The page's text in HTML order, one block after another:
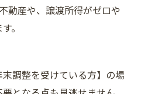
動産や、譲渡所得がゼロや
。
調整を受けている方】の場